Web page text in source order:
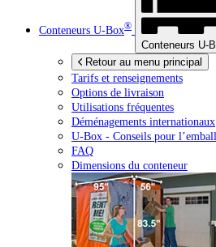
Conteneurs U-Box®
Conteneurs U-
Retour au menu principal
Tarifs et renseignements
Options de livraison
Utilisations fréquentes
Déménagements internationaux
U-Box - Conseils pour
FAQ
Dimensions du conteneur